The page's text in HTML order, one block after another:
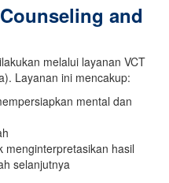
and
melalui layanan VCT
Layanan ini mencakup:
mental dan
menginterpretasikan hasil
selanjutnya